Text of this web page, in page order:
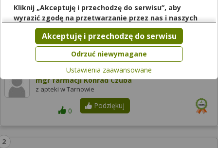
Odpowiedzi farmaceutów
mgr farmacji Konrad Czuba
z apteki w Tarnowie
Podziękuj
0
Kliknij „Akceptuję i przechodzę do serwisu”, aby
wyrazić zgodę na przetwarzanie przez nas i naszych
partnerów Twoich danych w powyższych celach.
Pamiętaj, że wyrażenie zgody jest dobrowolne, a wyrażoną
zgodę możesz w każdej chwili cofnąć, możesz też wycofać
zgodę na przetwarzanie Twoich danych tylko w niektórych
celach. Jeżeli chcesz dowiedzieć się więcej lub chcesz
przeprowadzić konfigurację szczegółową, to możesz tego
dokonać za pomocą „Ustawień zaawansowanych”.
Więcej informacji na temat wykorzystywania narzędzi
Serwisu.
Odrzuć niewymagane
Akceptuję i przechodzę do serwisu
Ustawienia zaawansowane